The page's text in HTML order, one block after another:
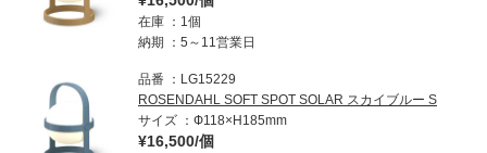
在庫
1個
納期
5～11営業日
品番
LG15229
ROSENDAHL SOFT SPOT SOLAR スカイブルー S
サイズ
Ф118×H185mm
¥16,500/個